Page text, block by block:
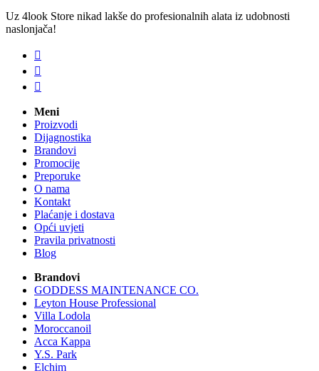
Uz 4look Store nikad lakše do profesionalnih alata iz udobnosti
naslonjača!



Meni
Proizvodi
Dijagnostika
Brandovi
Promocije
Preporuke
O nama
Kontakt
Plaćanje i dostava
Opći uvjeti
Pravila privatnosti
Blog
Brandovi
GODDESS MAINTENANCE CO.
Leyton House Professional
Villa Lodola
Moroccanoil
Acca Kappa
Y.S. Park
Elchim